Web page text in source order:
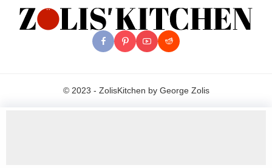
© 2023 - ZolisKitchen by George Zolis